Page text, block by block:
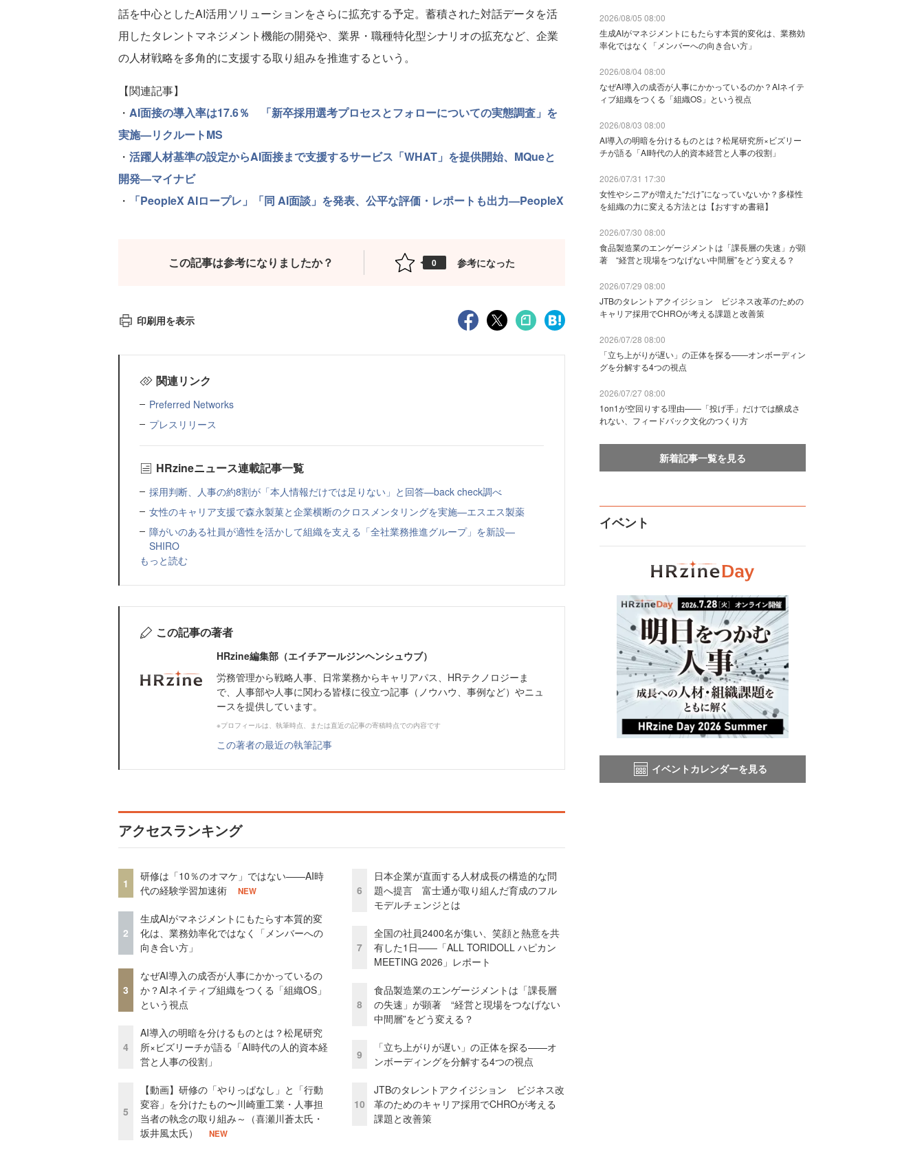
話を中心としたAI活用ソリューションをさらに拡充する予定。蓄積された対話データを活
用したタレントマネジメント機能の開発や、業界・職種特化型シナリオの拡充など、企業
の人材戦略を多角的に支援する取り組みを推進するという。
【関連記事】
・ AI面接の導入率は17.6％ 「新卒採用選考プロセスとフォローについての実態調査」を
実施—リクルートMS
・ 活躍人材基準の設定からAI面接まで支援するサービス「WHAT」を提供開始、MQueと
開発—マイナビ
・
「PeopleX AIロープレ」「同 AI面談」を発表、公平な評価・レポートも出力—PeopleX
この記事は参考になりましたか？ 0 参考になった
印刷用を表示
関連リンク
Preferred Networks
プレスリリース
HRzineニュース連載記事一覧
採用判断、人事の約8割が「本人情報だけでは足りない」と回答—back check調べ
女性のキャリア支援で森永製菓と企業横断のクロスメンタリングを実施—エスエス製薬
障がいのある社員が適性を活かして組織を支える「全社業務推進グループ」を新設—
SHIRO
もっと読む
この記事の著者
HRzine編集部（エイチアールジンヘンシュウブ）
労務管理から戦略人事、日常業務からキャリアパス、HRテクノロジーま
で、人事部や人事に関わる皆様に役立つ記事（ノウハウ、事例など）やニュ
ースを提供しています。
※プロフィールは、執筆時点、または直近の記事の寄稿時点での内容です
この著者の最近の執筆記事
アクセスランキング
1
研修は「10％のオマケ」ではない——AI時
代の経験学習加速術
NEW
2
生成AIがマネジメントにもたらす本質的変
化は、業務効率化ではなく「メンバーへの
向き合い方」
3
なぜAI導入の成否が人事にかかっているの
か？AIネイティブ組織をつくる「組織OS」
という視点
4
AI導入の明暗を分けるものとは？松尾研究
所×ビズリーチが語る「AI時代の人的資本経
営と人事の役割」
5
【動画】研修の「やりっぱなし」と「行動
変容」を分けたもの〜川崎重工業・人事担
当者の執念の取り組み～（喜瀬川蒼太氏・
坂井風太氏）
NEW
6
日本企業が直面する人材成長の構造的な問
題へ提言 富士通が取り組んだ育成のフル
モデルチェンジとは
7
全国の社員2400名が集い、笑顔と熱意を共
有した1日――「ALL TORIDOLL ハピカン
MEETING 2026」レポート
8
食品製造業のエンゲージメントは「課長層
の失速」が顕著 “経営と現場をつなげない
中間層”をどう変える？
9
「立ち上がりが遅い」の正体を探る——オ
ンボーディングを分解する4つの視点
10
JTBのタレントアクイジション ビジネス改
革のためのキャリア採用でCHROが考える
課題と改善策
2026/08/05 08:00
生成AIがマネジメントにもたらす本質的変化は、業務効
率化ではなく「メンバーへの向き合い方」
2026/08/04 08:00
なぜAI導入の成否が人事にかかっているのか？AIネイテ
ィブ組織をつくる「組織OS」という視点
2026/08/03 08:00
AI導入の明暗を分けるものとは？松尾研究所×ビズリー
チが語る「AI時代の人的資本経営と人事の役割」
2026/07/31 17:30
女性やシニアが増えた“だけ”になっていないか？多様性
を組織の力に変える方法とは【おすすめ書籍】
2026/07/30 08:00
食品製造業のエンゲージメントは「課長層の失速」が顕
著 “経営と現場をつなげない中間層”をどう変える？
2026/07/29 08:00
JTBのタレントアクイジション ビジネス改革のための
キャリア採用でCHROが考える課題と改善策
2026/07/28 08:00
「立ち上がりが遅い」の正体を探る——オンボーディン
グを分解する4つの視点
2026/07/27 08:00
1on1が空回りする理由——「投げ手」だけでは醸成さ
れない、フィードバック文化のつくり方
新着記事一覧を見る
イベント
イベントカレンダーを見る